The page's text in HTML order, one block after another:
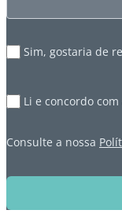
Sim, gostaria de
Li e concordo
Consulte a nossa